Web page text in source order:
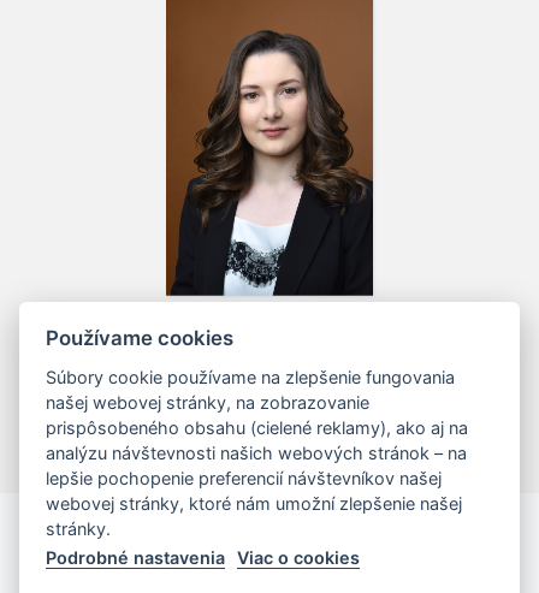
JUDr. Lucia Ďuricová
Používame cookies
Súbory cookie používame na zlepšenie fungovania
našej webovej stránky, na zobrazovanie
prispôsobeného obsahu (cielené reklamy), ako aj na
analýzu návštevnosti našich webových stránok – na
lepšie pochopenie preferencií návštevníkov našej
webovej stránky, ktoré nám umožní zlepšenie našej
stránky.
Podrobné nastavenia
Viac o cookies